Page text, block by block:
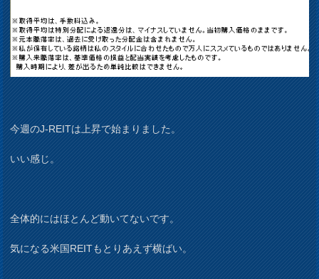
今週のJ-REITは上昇で始まりました。
いい感じ。
全体的にはほとんど動いてないです。
気になる米国REITもとりあえず横ばい。